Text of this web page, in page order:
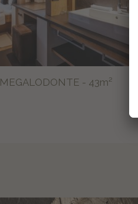
MEGALODONTE - 43m²